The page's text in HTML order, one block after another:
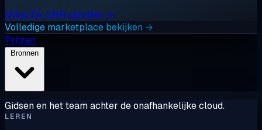
MikroTik CHR uitrollen →
Volledige marketplace bekijken →
Prijzen
Gidsen en het team achter de onafhankelijke cloud.
LEREN